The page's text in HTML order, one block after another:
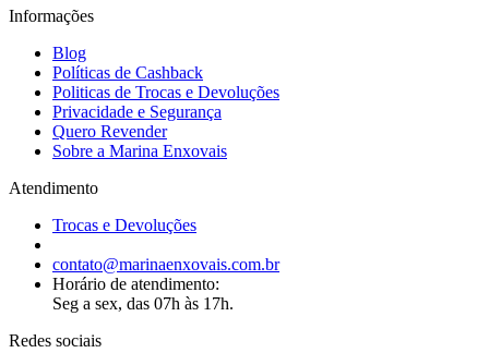
Informações
Blog
Políticas de Cashback
Politicas de Trocas e Devoluções
Privacidade e Segurança
Quero Revender
Sobre a Marina Enxovais
Atendimento
Trocas e Devoluções
contato@marinaenxovais.com.br
Horário de atendimento:
Seg a sex, das 07h às 17h.
Redes sociais